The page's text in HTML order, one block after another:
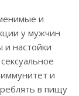
и
у мужчин
настойки
и
в пищу